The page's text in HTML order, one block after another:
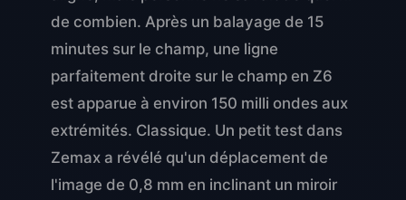
de combien. Après un balayage de 15
minutes sur le champ, une ligne
parfaitement droite sur le champ en Z6
est apparue à environ 150 milli ondes aux
extrémités. Classique. Un petit test dans
Zemax a révélé qu'un déplacement de
l'image de 0,8 mm en inclinant un miroir